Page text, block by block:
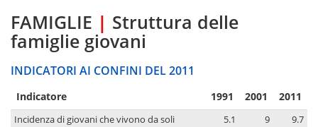
FAMIGLIE | Struttura delle
famiglie giovani
INDICATORI AI CONFINI DEL 2011
Indicatore 1991 2001 2011
Incidenza di giovani che vivono da soli 5.1 9
9.7